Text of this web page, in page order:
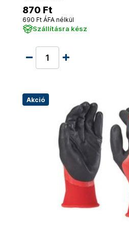
870 Ft
690 Ft ÁFA nélkül
Szállításra kész
Akció